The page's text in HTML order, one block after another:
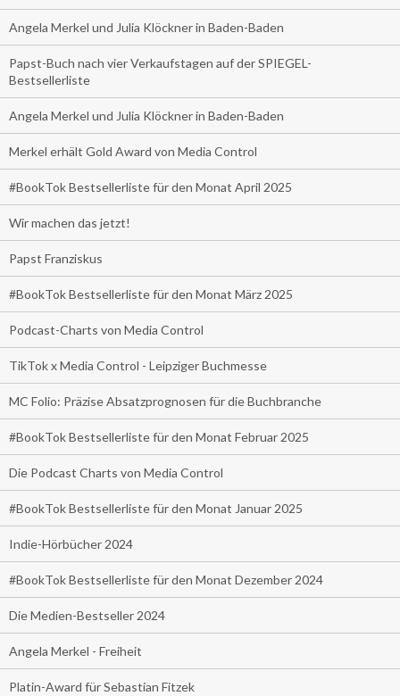
Angela Merkel und Julia Klöckner in Baden-Baden
Papst-Buch nach vier Verkaufstagen auf der SPIEGEL-
Bestsellerliste
Angela Merkel und Julia Klöckner in Baden-Baden
Merkel erhält Gold Award von Media Control
#BookTok Bestsellerliste für den Monat April 2025
Wir machen das jetzt!
Papst Franziskus
#BookTok Bestsellerliste für den Monat März 2025
Podcast-Charts von Media Control
TikTok x Media Control - Leipziger Buchmesse
MC Folio: Präzise Absatzprognosen für die Buchbranche
#BookTok Bestsellerliste für den Monat Februar 2025
Die Podcast Charts von Media Control
#BookTok Bestsellerliste für den Monat Januar 2025
Indie-Hörbücher 2024
#BookTok Bestsellerliste für den Monat Dezember 2024
Die Medien-Bestseller 2024
Angela Merkel - Freiheit
Platin-Award für Sebastian Fitzek